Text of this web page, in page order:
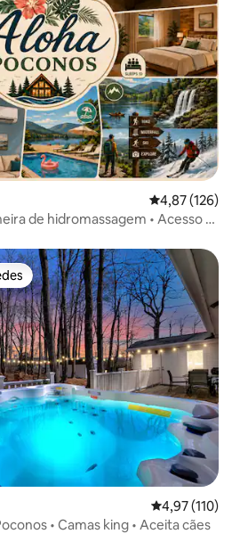
4,87 de uma
4,87 (126)
de hidromassagem • Acesso à
dos hóspedes
4,97 de uma
4,97 (110)
• Camas king • Aceita cães